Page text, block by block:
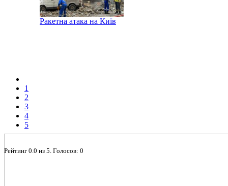
Ракетна атака на Київ
1
2
3
4
5
Рейтинг 0.0 из 5. Голосов: 0